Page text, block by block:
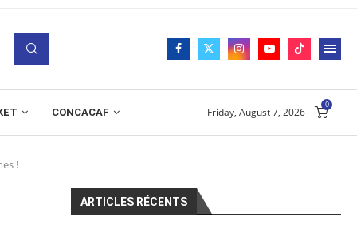
CONCACAF Friday, August 7, 2026
0
!
ARTICLES RÉCENTS